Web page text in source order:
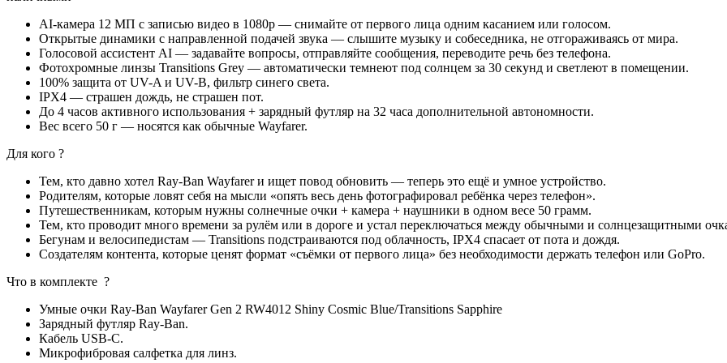
AI-камера 12 МП с записью видео в 1080p — снимайте от первого лица одним касанием или голосом.
Открытые динамики с направленной подачей звука — слышите музыку и собеседника, не отгораживаясь от мира.
Голосовой ассистент AI — задавайте вопросы, отправляйте сообщения, переводите речь без телефона.
Фотохромные линзы Transitions Grey — автоматически темнеют под солнцем за 30 секунд и светлеют в помещении.
100% защита от UV-A и UV-B, фильтр синего света.
IPX4 — страшен дождь, не страшен пот.
До 4 часов активного использования + зарядный футляр на 32 часа дополнительной автономности.
Вес всего 50 г — носятся как обычные Wayfarer.
Для кого ?
Тем, кто давно хотел Ray-Ban Wayfarer и ищет повод обновить — теперь это ещё и умное устройство.
Родителям, которые ловят себя на мысли «опять весь день фотографировал ребёнка через телефон».
Путешественникам, которым нужны солнечные очки + камера + наушники в одном весе 50 грамм.
Тем, кто проводит много времени за рулём или в дороге и устал переключаться между обычными и солнцезащитными
Бегунам и велосипедистам — Transitions подстраиваются под облачность, IPX4 спасает от пота и дождя.
Создателям контента, которые ценят формат «съёмки от первого лица» без необходимости держать телефон или GoPro.
Что в комплекте ?
Умные очки Ray-Ban Wayfarer Gen 2 RW4012 Shiny Cosmic Blue/Transitions Sapphire
Зарядный футляр Ray-Ban.
Кабель USB-C.
Микрофибровая салфетка для линз.